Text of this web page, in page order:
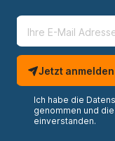
Jetzt anmelden
Ich habe die
genommen und die
einverstanden.